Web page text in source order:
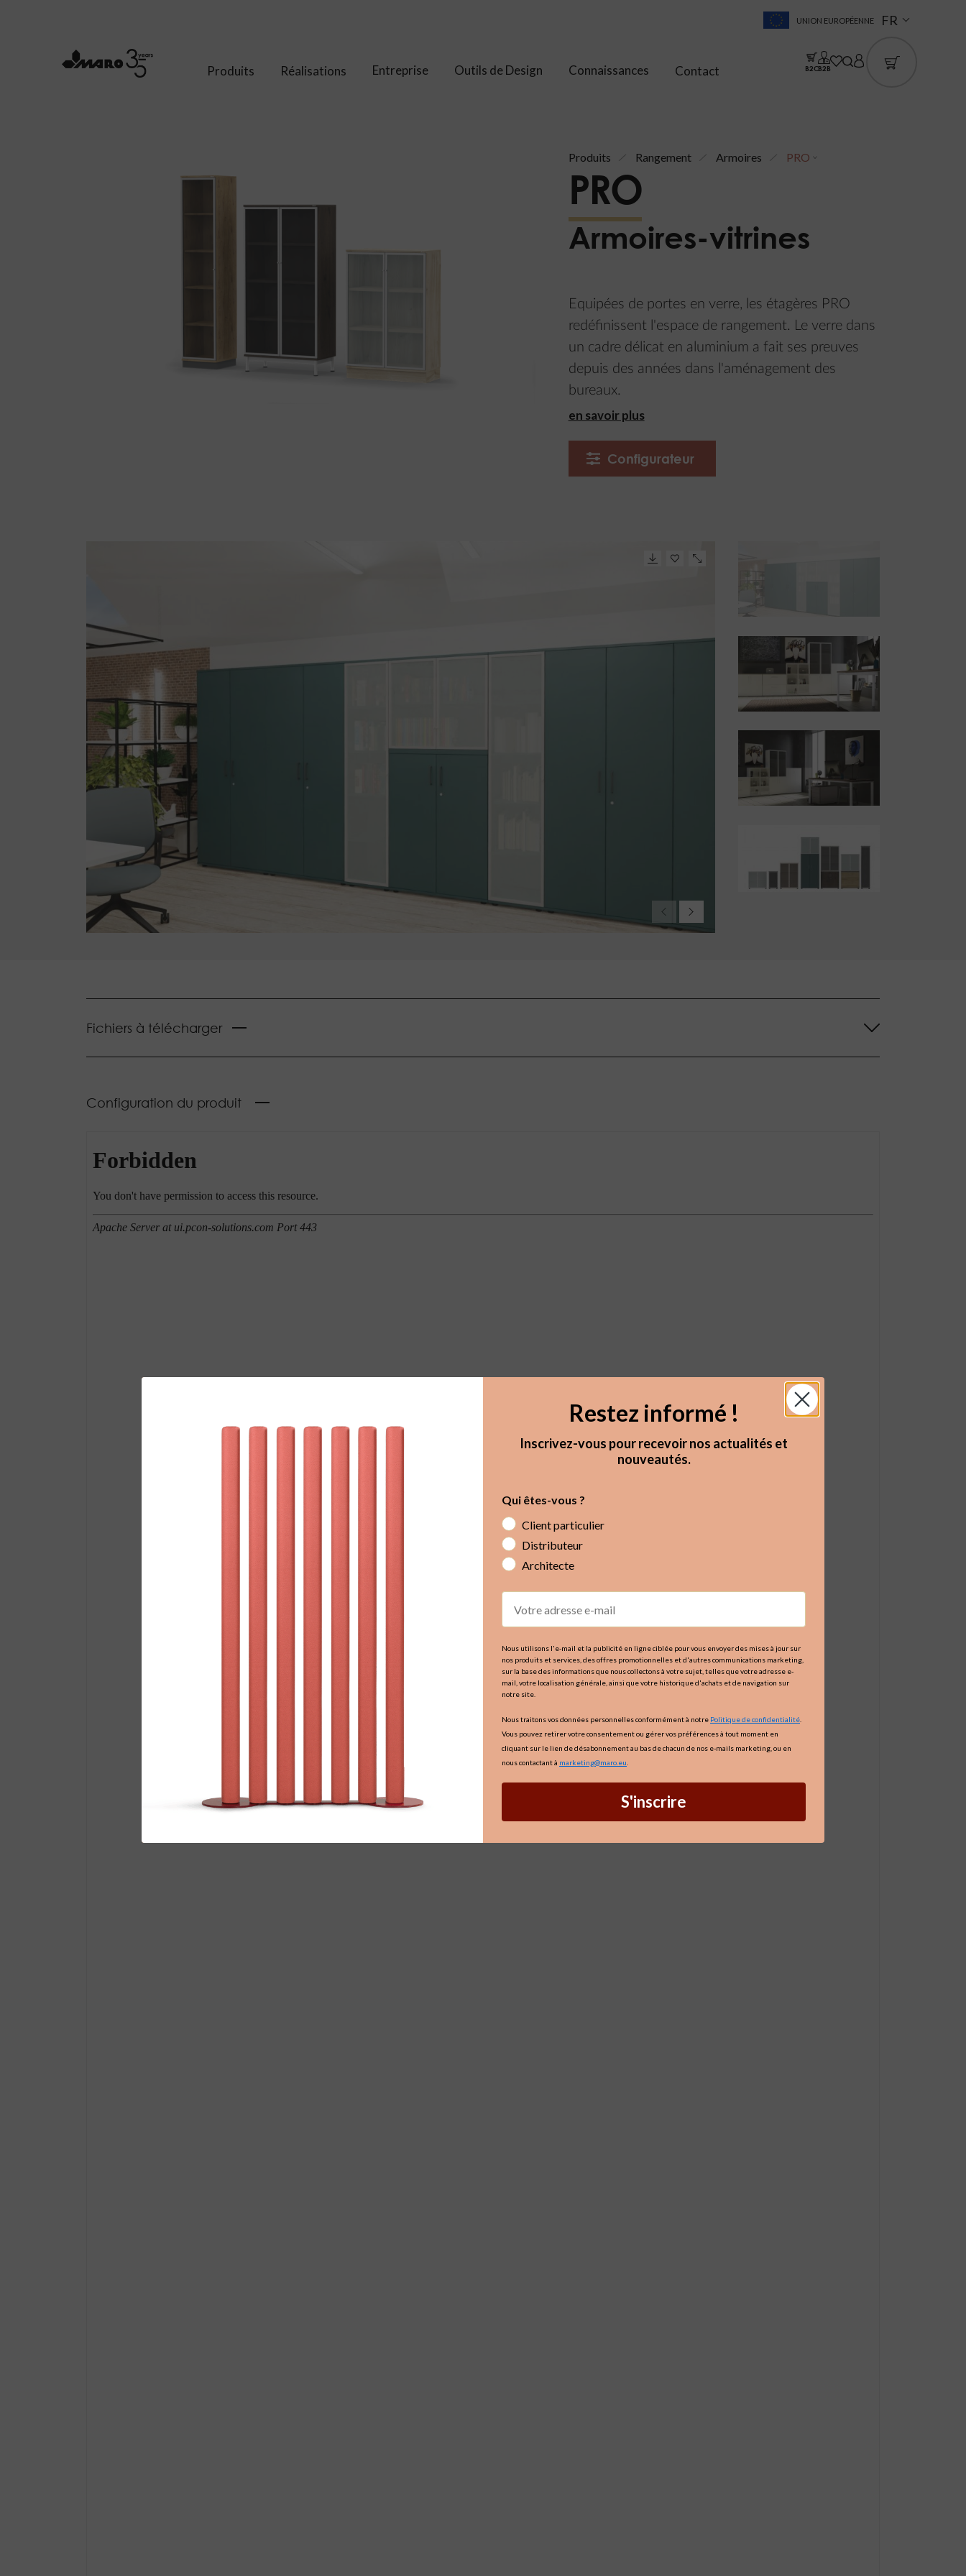
Produits Réalisations Entreprise Outils de Design Connaissances Contact B2CB2B
UNION EUROPÉENNE FR
Produits Rangement Armoires PRO
PRO
Armoires-vitrines
Equipées de portes en verre, les étagères PRO
redéfinissent l'espace de rangement. Le verre dans
un cadre délicat en aluminium a fait ses preuves
depuis des années dans l'aménagement des
bureaux.
en savoir plus
Configurateur
Fichiers à télécharger
Configuration du produit
Restez informé !
Inscrivez-vous pour recevoir nos actualités et
nouveautés.
Qui êtes-vous ?
Client particulier
Distributeur
Architecte
Email
Nous utilisons l'e-mail et la publicité en ligne ciblée pour vous envoyer des mises à jour sur
nos produits et services, des offres promotionnelles et d'autres communications marketing,
sur la base des informations que nous collectons à votre sujet, telles que votre adresse e-
mail, votre localisation générale, ainsi que votre historique d'achats et de navigation sur
notre site.
Nous traitons vos données personnelles conformément à notre Politique de confidentialité
Vous pouvez retirer votre consentement ou gérer vos préférences à tout moment en
cliquant sur le lien de désabonnement au bas de chacun de nos e-mails marketing, ou en
nous contactant à marketing@maro.eu
S'inscrire